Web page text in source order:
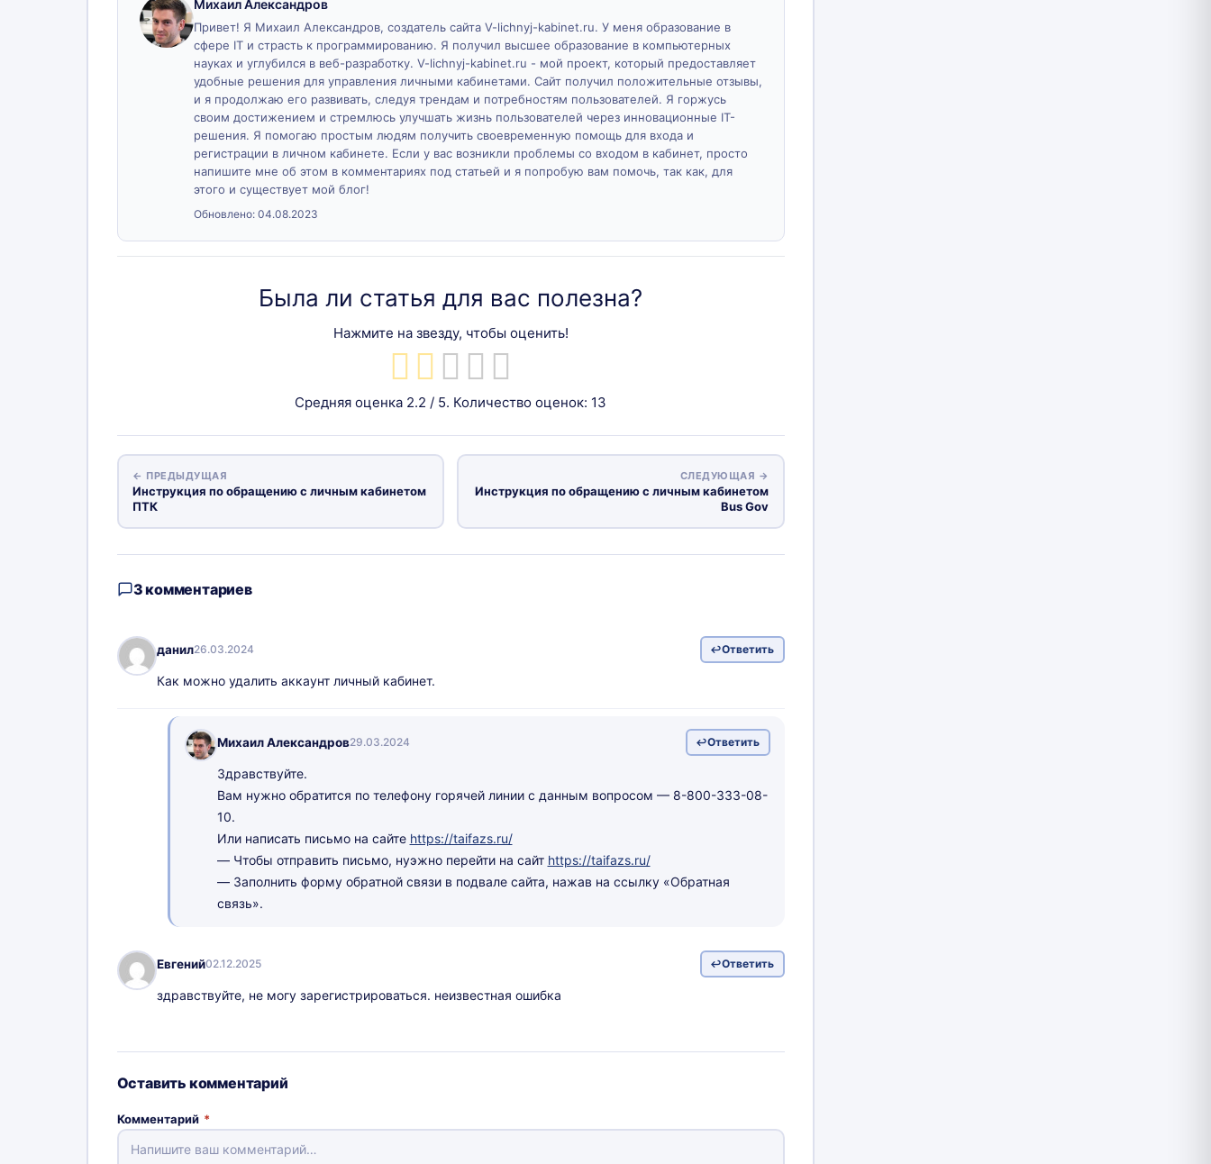
Михаил Александров
Привет! Я Михаил Александров, создатель сайта V-lichnyj-kabinet.ru. У меня образование в
сфере IT и страсть к программированию. Я получил высшее образование в компьютерных
науках и углубился в веб-разработку. V-lichnyj-kabinet.ru - мой проект, который предоставляет
удобные решения для управления личными кабинетами. Сайт получил положительные отзывы,
и я продолжаю его развивать, следуя трендам и потребностям пользователей. Я горжусь
своим достижением и стремлюсь улучшать жизнь пользователей через инновационные IT-
решения. Я помогаю простым людям получить своевременную помощь для входа и
регистрации в личном кабинете. Если у вас возникли проблемы со входом в кабинет, просто
напишите мне об этом в комментариях под статьей и я попробую вам помочь, так как, для
этого и существует мой блог!
Обновлено: 04.08.2023
Была ли статья для вас полезна?
Нажмите на звезду, чтобы оценить!
Средняя оценка 2.2 / 5. Количество оценок: 13
← ПРЕДЫДУЩАЯ
Инструкция по обращению с личным кабинетом
ПТК
СЛЕДУЮЩАЯ →
Инструкция по обращению с личным кабинетом
Bus Gov
3 комментариев
данил26.03.2024 Ответить
Как можно удалить аккаунт личный кабинет.
Михаил Александров29.03.2024 Ответить
Здравствуйте.
Вам нужно обратится по телефону горячей линии с данным вопросом — 8-800-333-08-
10.
Или написать письмо на сайте https://taifazs.ru/
— Чтобы отправить письмо, нуэжно перейти на сайт https://taifazs.ru/
— Заполнить форму обратной связи в подвале сайта, нажав на ссылку «Обратная
связь».
Евгений02.12.2025 Ответить
здравствуйте, не могу зарегистрироваться. неизвестная ошибка
Оставить комментарий
Комментарий *